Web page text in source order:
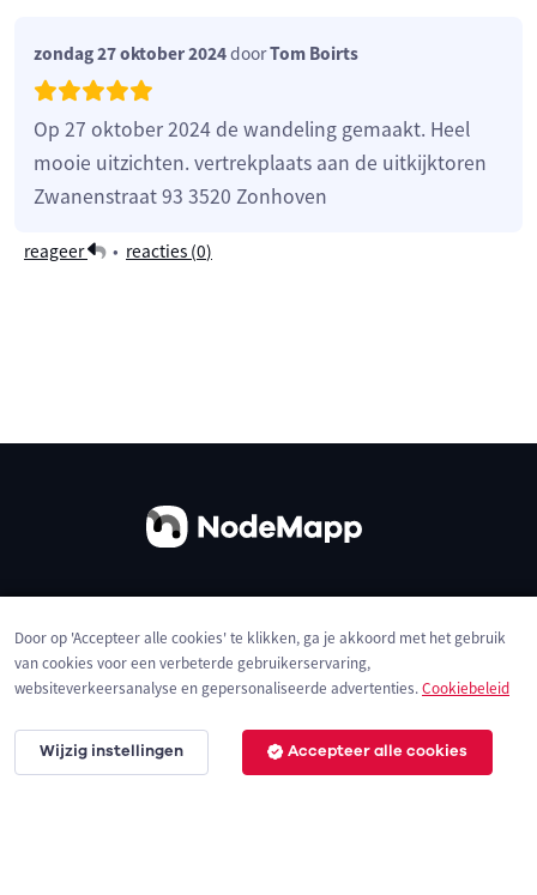
zondag 27 oktober 2024doorTom Boirts
Op 27 oktober 2024 de wandeling gemaakt. Heel
mooie uitzichten. vertrekplaats aan de uitkijktoren
Zwanenstraat 93 3520 Zonhoven
reageer • reacties (0)
Privacybeleid Cookies
Door op 'Accepteer alle cookies' te klikken, ga je akkoord met het gebruik
van cookies voor een verbeterde gebruikerservaring,
websiteverkeersanalyse en gepersonaliseerde advertenties.Cookiebeleid
Wijzig instellingen Accepteer alle cookies